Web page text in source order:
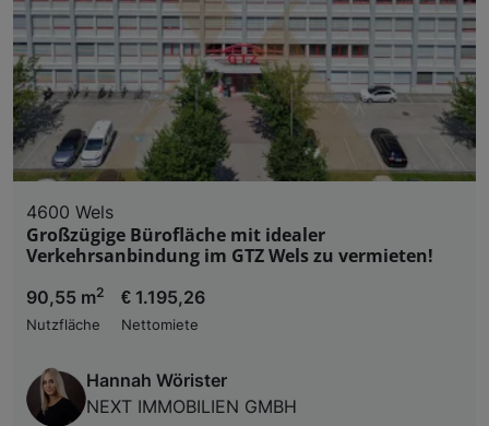
4600 Wels
Großzügige Bürofläche mit idealer
Verkehrsanbindung im GTZ Wels zu vermieten!
90,55 m2
Nutzfläche
€ 1.195,26
Nettomiete
Hannah Wörister
NEXT IMMOBILIEN GMBH
Liste der Partner (Lieferanten)